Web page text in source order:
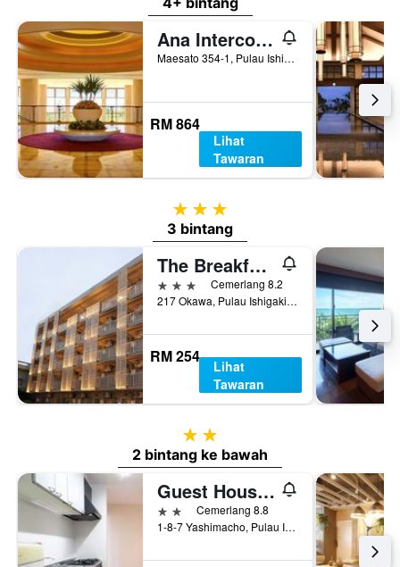
Ana Intercontinental Ishigaki Resort By IHG
Maesato 354-1, Pulau Ishigaki, Jepun
RM 864
Lihat
Tawaran
3 bintang
3 bintang
The Breakfast Hotel Marche Ishigakijima
3 bintangCemerlang 8.2
217 Okawa, Pulau Ishigaki, Jepun
RM 254
Lihat
Tawaran
2 bintang
2 bintang ke bawah
Guest House Orihime
2 bintangCemerlang 8.8
1-8-7 Yashimacho, Pulau Ishigaki, Jepun